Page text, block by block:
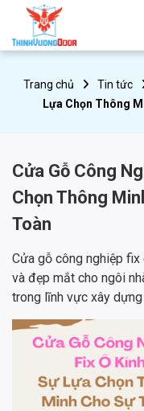
Trang chủ Tin tức
Lựa Chọn Thông
Cửa Gỗ Công
Chọn Thông
Toàn
Cửa gỗ công nghiệp
và đẹp mắt cho ngôi
trong lĩnh vực xây